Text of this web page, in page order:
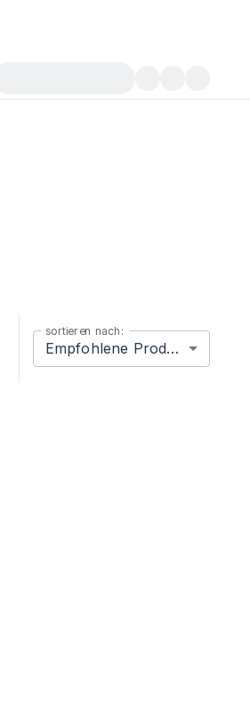
sortieren nach:
Empfohlene Produkte